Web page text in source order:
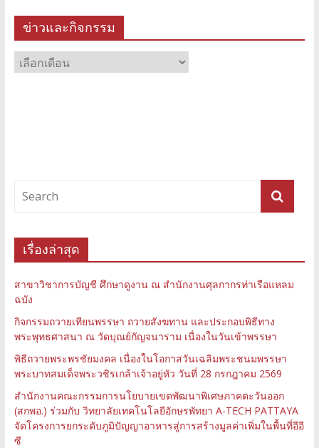
ข่าวและกิจกรรม
ข่าว
และ
เรื่องล่าสุด
สาขาวิชาการบัญชี ศึกษาดูงาน ณ สำนักงานศุลกากรท่าเรือแหลม
ฉบัง
กิจกรรมถวายเทียนพรรษา ถวายสังฆทาน และประกอบพิธีทาง
พระพุทธศาสนา ณ วัดบุณย์กัญจนาราม เนื่องในวันเข้าพรรษา
พิธีถวายพระพรชัยมงคล เนื่องในโอกาสวันเฉลิมพระชนมพรรษา
พระบาทสมเด็จพระวชิรเกล้าเจ้าอยู่หัว วันที่ 28 กรกฎาคม 2569
สำนักงานคณะกรรมการนโยบายเขตพัฒนาพิเศษภาคตะวันออก
(สกพอ.) ร่วมกับ วิทยาลัยเทคโนโลยีอักษรพัทยา A-TECH PATTAYA
จัดโครงการยกระดับภูมิปัญญาอาหารสู่การสร้างมูลค่าเพิ่มในพื้นที่อีอี
ซี